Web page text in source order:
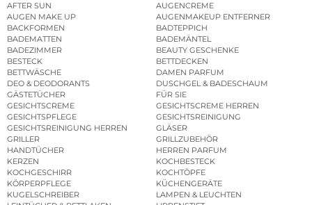
AFTER SUN
AUGENCREME
AUGEN MAKE UP
AUGENMAKEUP ENTFERNER
BACKFORMEN
BADTEPPICH
BADEMATTEN
BADEMÄNTEL
BADEZIMMER
BEAUTY GESCHENKE
BESTECK
BETTDECKEN
BETTWÄSCHE
DAMEN PARFUM
DEO & DEODORANTS
DUSCHGEL & BADESCHAUM
GÄSTETÜCHER
FÜR SIE
GESICHTSCREME
GESICHTSCREME HERREN
GESICHTSPFLEGE
GESICHTSREINIGUNG
GESICHTSREINIGUNG HERREN
GLÄSER
GRILLER
GRILLZUBEHÖR
HANDTÜCHER
HERREN PARFUM
KERZEN
KOCHBESTECK
KOCHGESCHIRR
KOCHTÖPFE
KÖRPERPFLEGE
KÜCHENGERÄTE
KUGELSCHREIBER
LAMPEN & LEUCHTEN